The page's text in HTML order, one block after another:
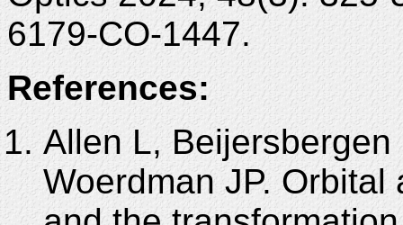
6179-CO-1447.
References:
Allen L,
Woerdman JP.